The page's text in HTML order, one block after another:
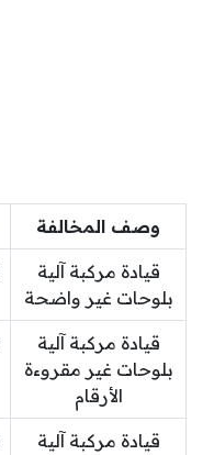
وصف المخالفة
قيادة مركبة آلية
بلوحات غير واضحة
قيادة مركبة آلية
بلوحات غير مقروءة
الأرقام
قيادة مركبة آلية